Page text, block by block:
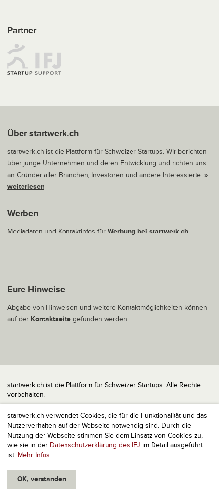
startwerk.ch verwendet Cookies, die für die Funktionalität und das
Nutzerverhalten auf der Webseite notwendig sind. Durch die
Nutzung der Webseite stimmen Sie dem Einsatz von Cookies zu,
wie sie in der Datenschutzerklärung des IFJ im Detail ausgeführt
ist. Mehr Infos
OK, verstanden
Partner
Über startwerk.ch
startwerk.ch ist die Plattform für Schweizer Startups. Wir berichten
über junge Unternehmen und deren Entwicklung und richten uns
an Gründer aller Branchen, Investoren und andere Interessierte. »
weiterlesen
Werben
Mediadaten und Kontaktinfos für Werbung bei startwerk.ch
Eure Hinweise
Abgabe von Hinweisen und weitere Kontaktmöglichkeiten können
auf der Kontaktseite gefunden werden.
startwerk.ch ist die Plattform für Schweizer Startups. Alle Rechte
vorbehalten.
Impressum
Kontakt
nach oben